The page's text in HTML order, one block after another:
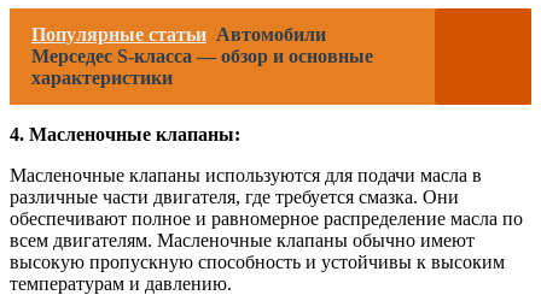
Популярные статьи Автомобили
Мерседес S-класса — обзор и основные
характеристики
4. Масленочные клапаны:
Масленочные клапаны используются для подачи масла в
различные части двигателя, где требуется смазка. Они
обеспечивают полное и равномерное распределение масла по
всем двигателям. Масленочные клапаны обычно имеют
высокую пропускную способность и устойчивы к высоким
температурам и давлению.